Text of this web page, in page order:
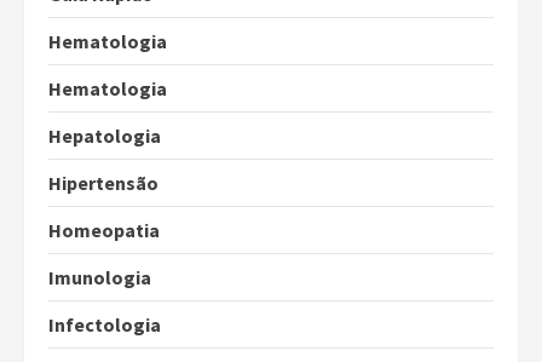
Hematologia
Hematologia
Hepatologia
Hipertensão
Homeopatia
Imunologia
Infectologia